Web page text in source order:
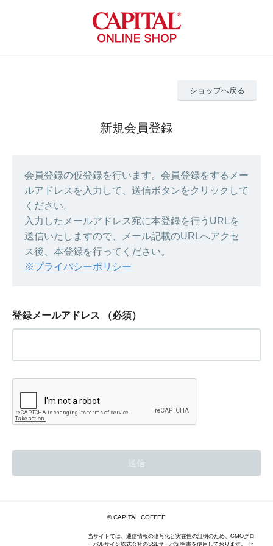
ショップへ戻る
新規会員登録
会員登録の仮登録を行います。会員登録をするメー
ルアドレスを入力して、送信ボタンをクリックして
ください。
入力したメールアドレス宛に本登録を行うURLを
送信いたしますので、メール記載のURLへアクセ
ス後、本登録を行ってください。
※プライバシーポリシー
登録メールアドレス （必須）
© CAPITAL COFFEE
当サイトでは、通信情報の暗号化と実在性の証明のため、GMOグロ
ーバルサイン株式会社のSSLサーバ証明書を使用しております。 セ